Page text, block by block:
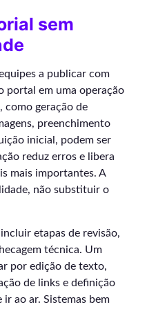
sem
a publicar com
portal em uma operação
como geração de
preenchimento
inicial, podem ser
reduz erros e libera
mais importantes. A
não substituir o
etapas de revisão,
técnica. Um
por edição de texto,
de links e definição
ir ao ar. Sistemas bem